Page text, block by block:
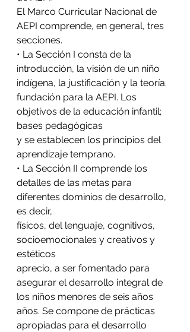
El Marco Curricular Nacional de
AEPI comprende, en general, tres
secciones.
• La Sección I consta de la
introducción, la visión de un niño
indígena, la justificación y la teoría.
fundación para la AEPI. Los
objetivos de la educación infantil;
bases pedagógicas
y se establecen los principios del
aprendizaje temprano.
• La Sección II comprende los
detalles de las metas para
diferentes dominios de desarrollo,
es decir,
físicos, del lenguaje, cognitivos,
socioemocionales y creativos y
estéticos
aprecio, a ser fomentado para
asegurar el desarrollo integral de
los niños menores de seis años
años. Se compone de prácticas
apropiadas para el desarrollo